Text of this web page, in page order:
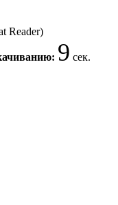
Reader)
9 сек.